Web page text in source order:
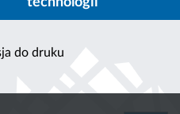
do druku